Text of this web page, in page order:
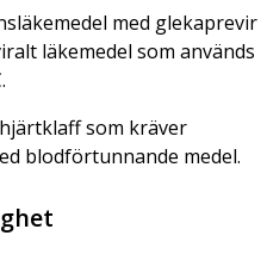
med glekaprevir
läkemedel som används
som kräver
blodförtunnande medel.